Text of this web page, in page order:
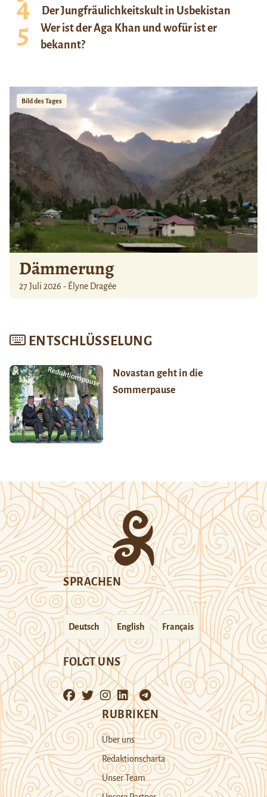
Der Jungfräulichkeitskult in Usbekistan
Wer ist der Aga Khan und wofür ist er
bekannt?
Bild des Tages
Dämmerung
27 Juli 2026 - Élyne Dragée
ENTSCHLÜSSELUNG
Novastan geht in die
Sommerpause
SPRACHEN
Deutsch English Français
FOLGT UNS
RUBRIKEN
Über uns
Redaktionscharta
Unser Team